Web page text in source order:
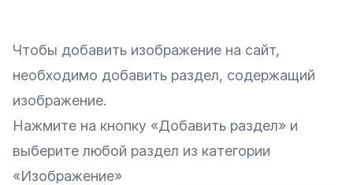
Чтобы добавить изображение на сайт,
необходимо добавить раздел, содержащий
изображение.
Нажмите на кнопку «‎Добавить раздел» и
выберите любой раздел из категории
«‎Изображение»